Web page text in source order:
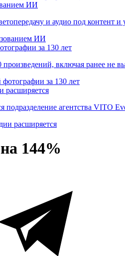
ИИ
и аудио под контент и
за 130 лет
включая ранее не
расширяется
агентства VITO
144%